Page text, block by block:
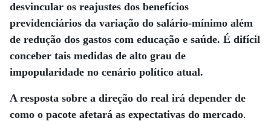
desvincular os reajustes dos benefícios
previdenciários da variação do salário-mínimo além
de redução dos gastos com educação e saúde. É difícil
conceber tais medidas de alto grau de
impopularidade no cenário político atual.
A resposta sobre a direção do real irá depender de
como o pacote afetará as expectativas do mercado.